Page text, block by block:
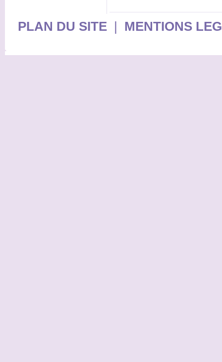
PLAN DU SITE| MENTIONS